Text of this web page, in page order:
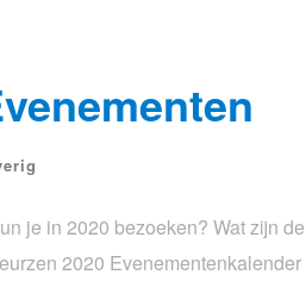
je in 2020 bezoeken? Wat zijn de
2020 Evenementenkalender